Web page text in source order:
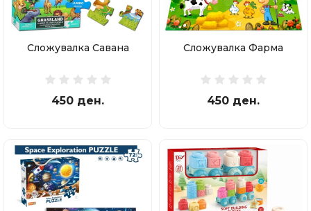
Сложувалка Савана
450 ден.
Сложувалка Фарма
450 ден.